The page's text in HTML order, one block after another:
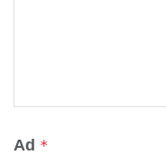
Ad *